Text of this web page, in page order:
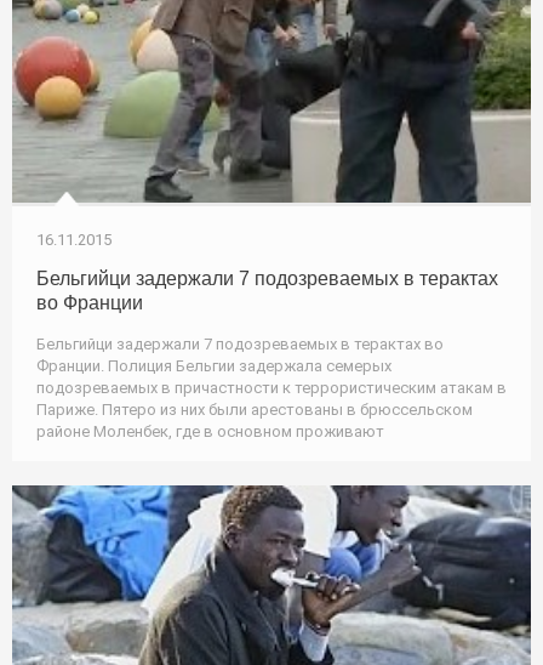
16.11.2015
Бельгийци задержали 7 подозреваемых в терактах
во Франции
Бельгийци задержали 7 подозреваемых в терактах во
Франции. Полиция Бельгии задержала семерых
подозреваемых в причастности к террористическим атакам в
Париже. Пятеро из них были арестованы в брюссельском
районе Моленбек, где в основном проживают